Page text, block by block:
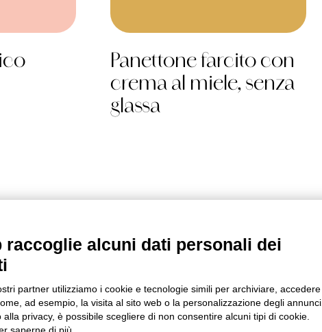
Panettone farcito con
crema al miele, senza
glassa
Secco
Ricorrenze
raccoglie alcuni dati personali dei
partner utilizziamo i cookie e tecnologie simili per archiviare, accedere
ad esempio, la visita al sito web o la personalizzazione degli annunci.
privacy, è possibile scegliere di non consentire alcuni tipi di cookie.